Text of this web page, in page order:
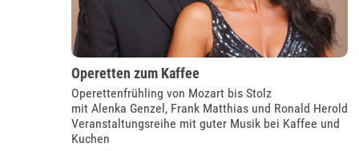
Operetten zum Kaffee
Operettenfrühling von Mozart bis Stolz
mit Alenka Genzel, Frank Matthias und Ronald Herold
Veranstaltungsreihe mit guter Musik bei Kaffee und
Kuchen